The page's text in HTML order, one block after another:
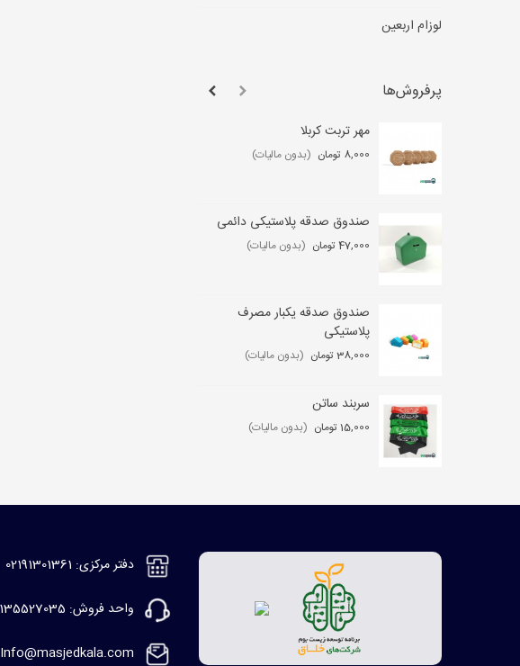
لوزام اربعین
پرفروش‌ها
مهر تربت کربلا
8,000 تومان (بدون مالیات)
صندوق صدقه پلاستیکی دائمی
47,000 تومان (بدون مالیات)
صندوق صدقه یکبار مصرف
پلاستیکی
38,000 تومان (بدون مالیات)
سربند ساتن
15,000 تومان (بدون مالیات)
دفتر مرکزی: 02191301361
واحد فروش: 09135527035
Info@masjedkala.com